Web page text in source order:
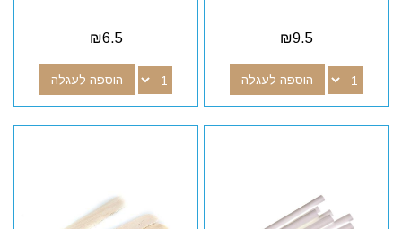
₪9.5
הוספה לעגלה
₪6.5
הוספה לעגלה